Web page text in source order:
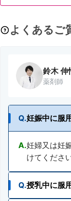
よくあるご
鈴木 伸
薬剤師
Q.妊娠中に服
A.妊婦又は妊
けてください
Q.授乳中に服